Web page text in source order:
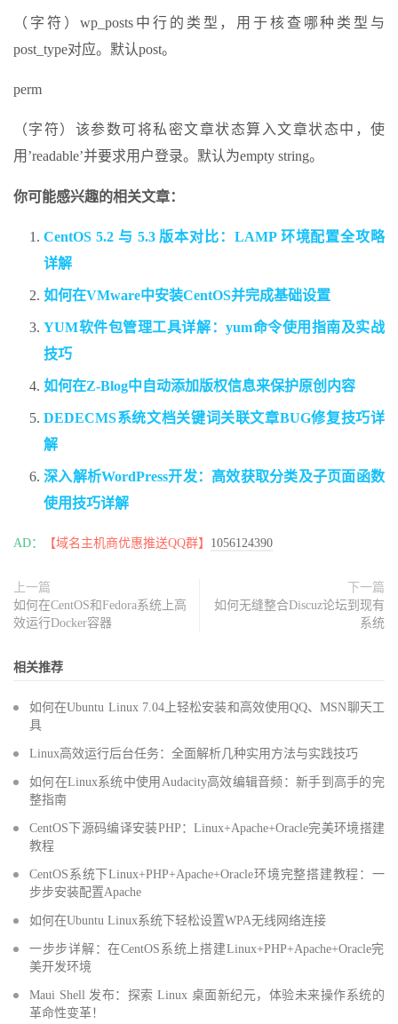
（字符）wp_posts中行的类型，用于核查哪种类型与
post_type对应。默认post。
perm
（字符）该参数可将私密文章状态算入文章状态中，使
用’readable’并要求用户登录。默认为empty string。
你可能感兴趣的相关文章：
CentOS 5.2 与 5.3 版本对比：LAMP 环境配置全攻略
详解
如何在VMware中安装CentOS并完成基础设置
YUM软件包管理工具详解：yum命令使用指南及实战
技巧
如何在Z-Blog中自动添加版权信息来保护原创内容
DEDECMS系统文档关键词关联文章BUG修复技巧详
解
深入解析WordPress开发：高效获取分类及子页面函数
使用技巧详解
AD： 【域名主机商优惠推送QQ群】 1056124390
上一篇
如何在CentOS和Fedora系统上高
效运行Docker容器
下一篇
如何无缝整合Discuz论坛到现有
系统
相关推荐
如何在Ubuntu Linux 7.04上轻松安装和高效使用QQ、MSN聊天工
具
Linux高效运行后台任务：全面解析几种实用方法与实践技巧
如何在Linux系统中使用Audacity高效编辑音频：新手到高手的完
整指南
CentOS下源码编译安装PHP：Linux+Apache+Oracle完美环境搭建
教程
CentOS系统下Linux+PHP+Apache+Oracle环境完整搭建教程：一
步步安装配置Apache
如何在Ubuntu Linux系统下轻松设置WPA无线网络连接
一步步详解：在CentOS系统上搭建Linux+PHP+Apache+Oracle完
美开发环境
Maui Shell 发布：探索 Linux 桌面新纪元，体验未来操作系统的
革命性变革！